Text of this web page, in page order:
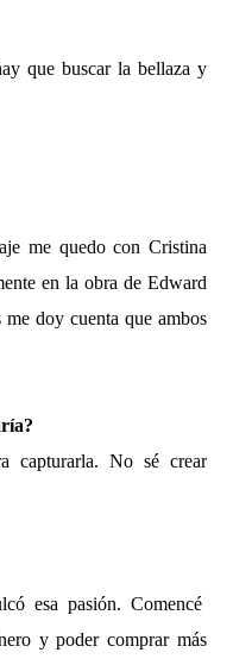
que buscar la bellaza y
me quedo con Cristina
en la obra de Edward
doy cuenta que ambos
capturarla. No sé crear
esa pasión. Comencé
y poder comprar más